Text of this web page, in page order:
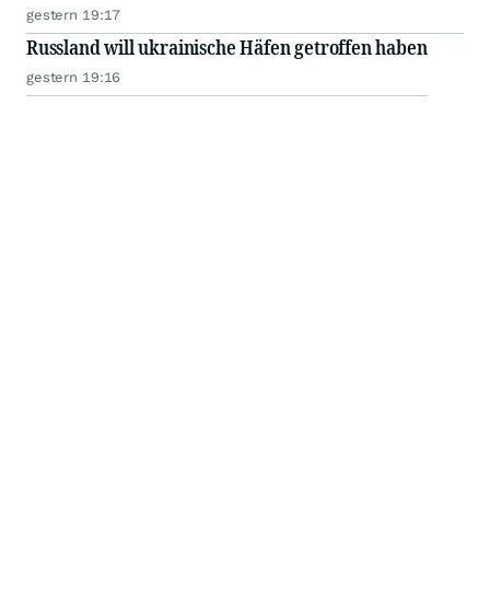
gestern 19:17
Russland will ukrainische Häfen getroffen haben
gestern 19:16